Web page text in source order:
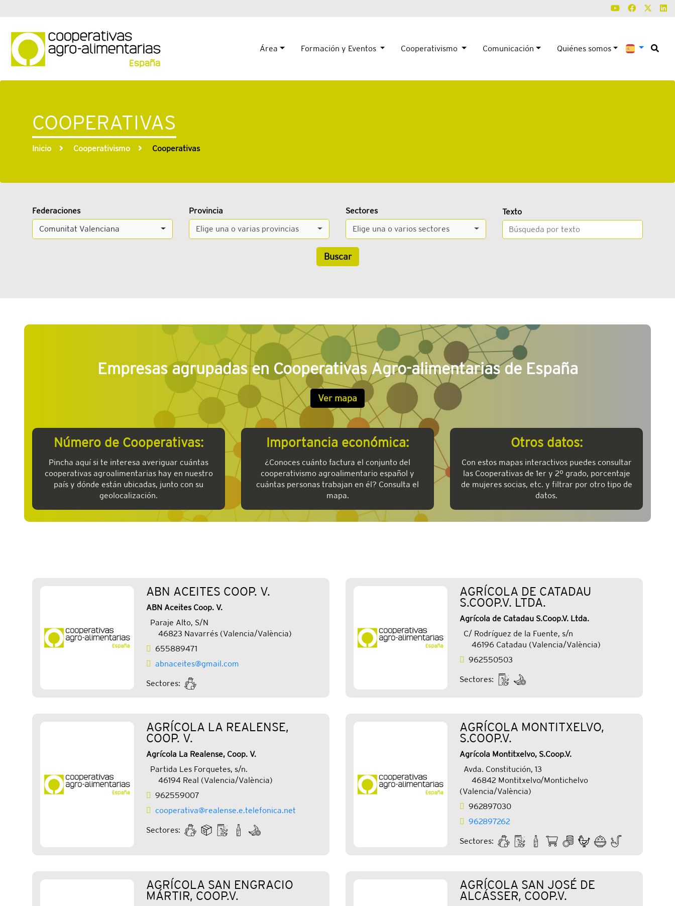
Área Formación y Eventos Cooperativismo Comunicación Quiénes somos
COOPERATIVAS
Inicio Cooperativismo Cooperativas
Federaciones
Comunitat Valenciana
Provincia
Elige una o varias provincias
Sectores
Elige una o varios sectores
Texto
Buscar
Empresas agrupadas en Cooperativas Agro-alimentarias de España
Ver mapa
Número de Cooperativas:
Pincha aquí si te interesa averiguar cuántas
cooperativas agroalimentarias hay en nuestro
país y dónde están ubicadas, junto con su
geolocalización.
Importancia económica:
¿Conoces cuánto factura el conjunto del
cooperativismo agroalimentario español y
cuántas personas trabajan en él? Consulta el
mapa.
Otros datos:
Con estos mapas interactivos puedes consultar
las Cooperativas de 1er y 2º grado, porcentaje
de mujeres socias, etc. y filtrar por otro tipo de
datos.
ABN ACEITES COOP. V.
ABN Aceites Coop. V.
Paraje Alto, S/N
46823 Navarrés (Valencia/València)
655889471
abnaceites@gmail.com
Sectores:
AGRÍCOLA DE CATADAU
S.COOP.V. LTDA.
Agrícola de Catadau S.Coop.V. Ltda.
C/ Rodríguez de la Fuente, s/n
46196 Catadau (Valencia/València)
962550503
Sectores:
AGRÍCOLA LA REALENSE,
COOP. V.
Agrícola La Realense, Coop. V.
Partida Les Forquetes, s/n.
46194 Real (Valencia/València)
962559007
cooperativa@realense.e.telefonica.net
Sectores:
AGRÍCOLA MONTITXELVO,
S.COOP.V.
Agrícola Montitxelvo, S.Coop.V.
Avda. Constitución, 13
46842 Montitxelvo/Montichelvo
(Valencia/València)
962897030
962897262
Sectores:
AGRÍCOLA SAN ENGRACIO
MÁRTIR, COOP.V.
AGRÍCOLA SAN JOSÉ DE
ALCÁSSER, COOP.V.